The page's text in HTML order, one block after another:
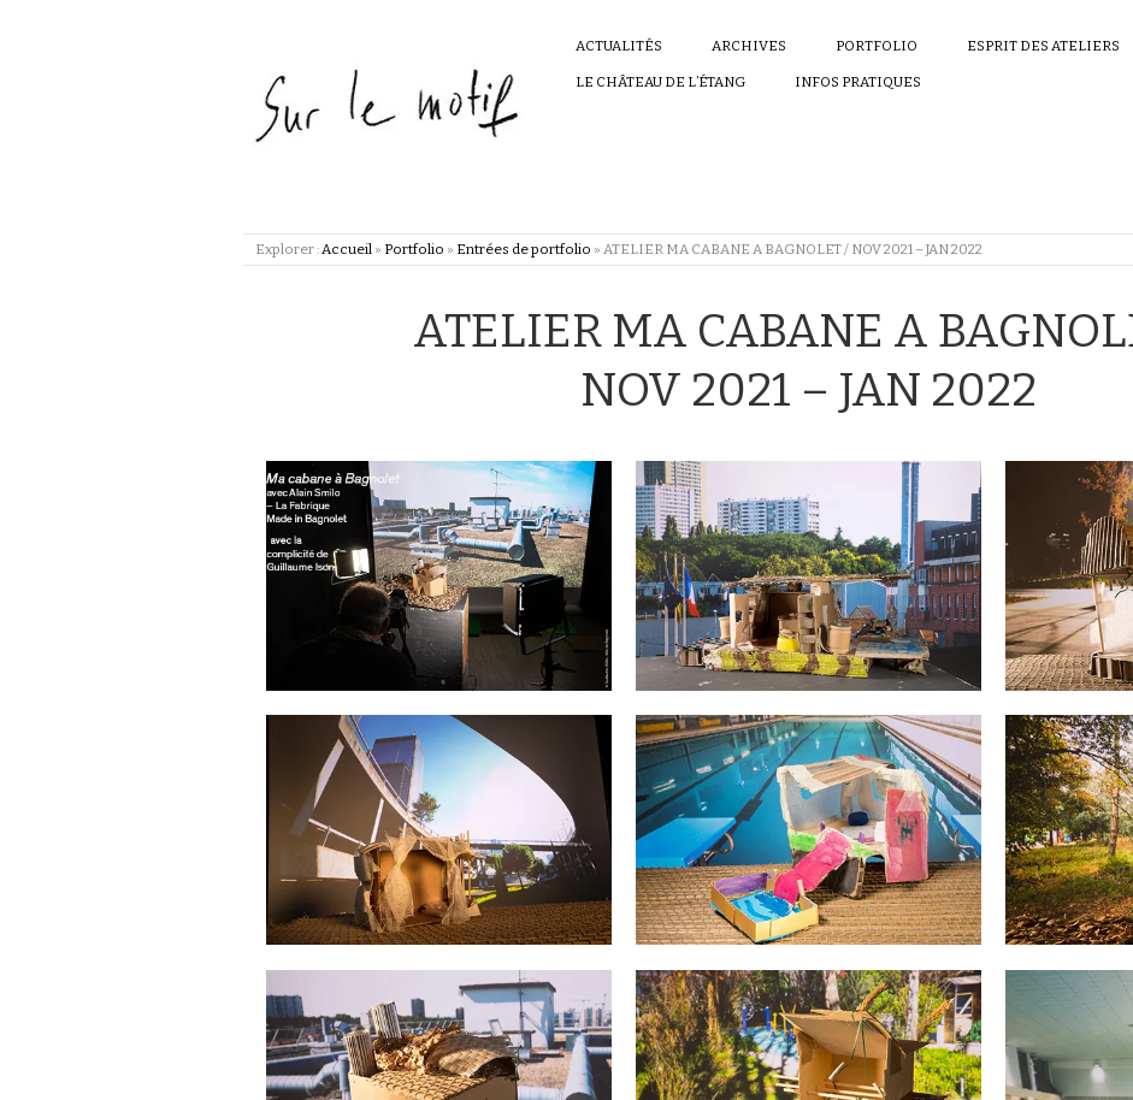
ACTUALITÉS ARCHIVES PORTFOLIO ESPRIT DES ATELIERS
LE CHÂTEAU DE L’ÉTANG INFOS PRATIQUES
Explorer :Accueil » Portfolio » Entrées de portfolio » ATELIER MA CABANE A BAGNOLET / NOV 2021 – JAN 2022
ATELIER MA CABANE A
NOV 2021 – JAN 2022